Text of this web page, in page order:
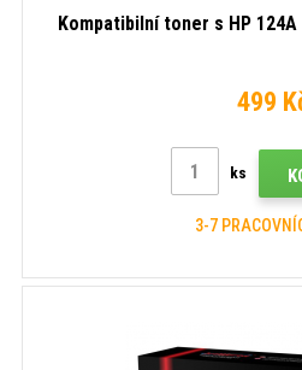
Kompatibilní toner s HP
499
ks
3-7